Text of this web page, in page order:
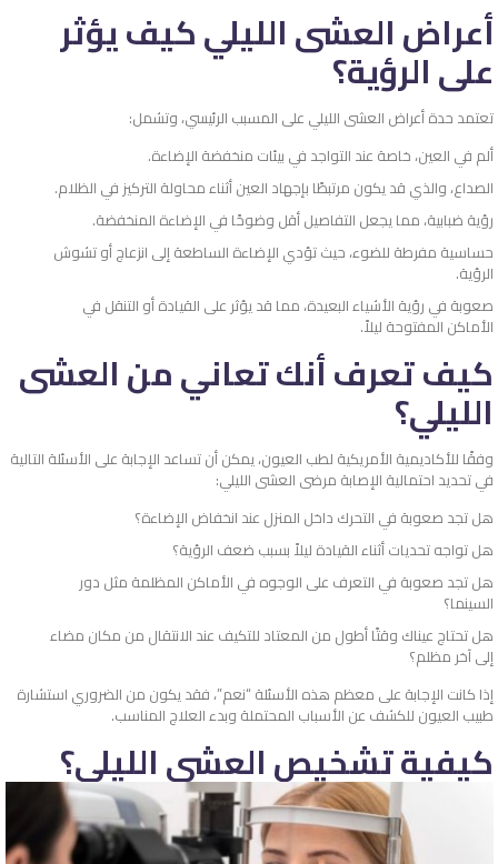
أعراض العشى الليلي كيف يؤثر
على الرؤية؟
تعتمد حدة أعراض العشى الليلي على المسبب الرئيسي، وتشمل:
ألم في العين، خاصة عند التواجد في بيئات منخفضة الإضاءة.
الصداع، والذي قد يكون مرتبطًا بإجهاد العين أثناء محاولة التركيز في الظلام.
رؤية ضبابية، مما يجعل التفاصيل أقل وضوحًا في الإضاءة المنخفضة.
حساسية مفرطة للضوء، حيث تؤدي الإضاءة الساطعة إلى انزعاج أو تشوش
الرؤية.
صعوبة في رؤية الأشياء البعيدة، مما قد يؤثر على القيادة أو التنقل في
الأماكن المفتوحة ليلاً.
كيف تعرف أنك تعاني من العشى
الليلي؟
وفقًا للأكاديمية الأمريكية لطب العيون، يمكن أن تساعد الإجابة على الأسئلة التالية
في تحديد احتمالية الإصابة مرضى العشى الليلي:
هل تجد صعوبة في التحرك داخل المنزل عند انخفاض الإضاءة؟
هل تواجه تحديات أثناء القيادة ليلاً بسبب ضعف الرؤية؟
هل تجد صعوبة في التعرف على الوجوه في الأماكن المظلمة مثل دور
السينما؟
هل تحتاج عيناك وقتًا أطول من المعتاد للتكيف عند الانتقال من مكان مضاء
إلى آخر مظلم؟
إذا كانت الإجابة على معظم هذه الأسئلة “نعم”، فقد يكون من الضروري استشارة
طبيب العيون للكشف عن الأسباب المحتملة وبدء العلاج المناسب.
كيفية تشخيص العشى الليلي؟